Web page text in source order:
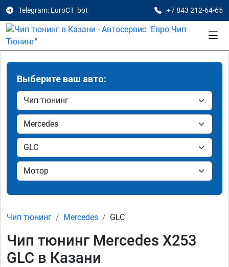
Telegram: EuroCT_bot +7 843 212-64-65
Выберите ваш авто:
Чип тюнинг Mercedes GLC
Чип тюнинг Mercedes X253
GLC в Казани